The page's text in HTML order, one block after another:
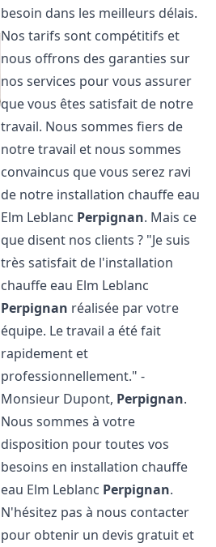
besoin dans les meilleurs délais.
Nos tarifs sont compétitifs et
nous offrons des garanties sur
nos services pour vous assurer
que vous êtes satisfait de notre
travail. Nous sommes fiers de
notre travail et nous sommes
convaincus que vous serez ravi
de notre installation chauffe eau
Elm Leblanc Perpignan. Mais ce
que disent nos clients ? "Je suis
très satisfait de l'installation
chauffe eau Elm Leblanc
Perpignan réalisée par votre
équipe. Le travail a été fait
rapidement et
professionnellement." -
Monsieur Dupont, Perpignan.
Nous sommes à votre
disposition pour toutes vos
besoins en installation chauffe
eau Elm Leblanc Perpignan.
N'hésitez pas à nous contacter
pour obtenir un devis gratuit et